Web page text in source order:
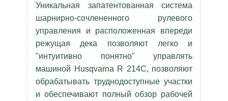
Уникальная запатентованная система
шарнирно-сочлененного рулевого
управления и расположенная впереди
режущая дека позволяют легко и
"интуитивно понятно" управлять
машиной Husqvarna R 214C, позволяют
обрабатывать труднодоступные участки
и обеспечивают полный обзор рабочей